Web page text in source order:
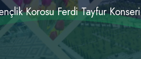
Korosu Ferdi Tayfur Konseri